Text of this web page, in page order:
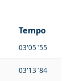
Tempo
03'05"55
03'13"84